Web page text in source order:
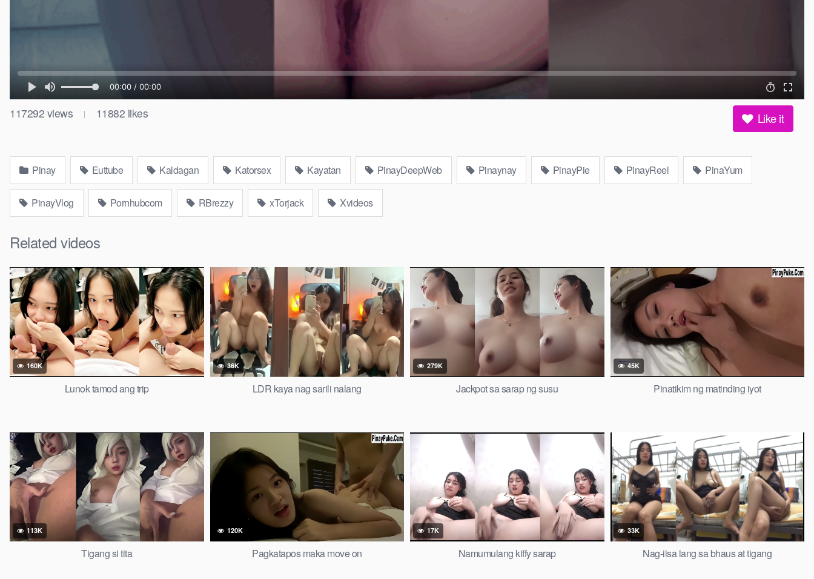
117292 views | 11882 likes Like it
Pinay Euttube Kaldagan Katorsex Kayatan PinayDeepWeb Pinaynay PinayPie PinayReel PinaYum
PinayVlog Pornhubcom RBrezzy xTorjack Xvideos
Related videos
160K
Lunok tamod ang trip
36K
LDR kaya nag sarili nalang
279K
Jackpot sa sarap ng susu
45K
Pinatikim ng matinding iyot
113K
Tigang si tita
120K
Pagkatapos maka move on
17K
Namumulang kiffy sarap
33K
Nag-iisa lang sa bhaus at tigang